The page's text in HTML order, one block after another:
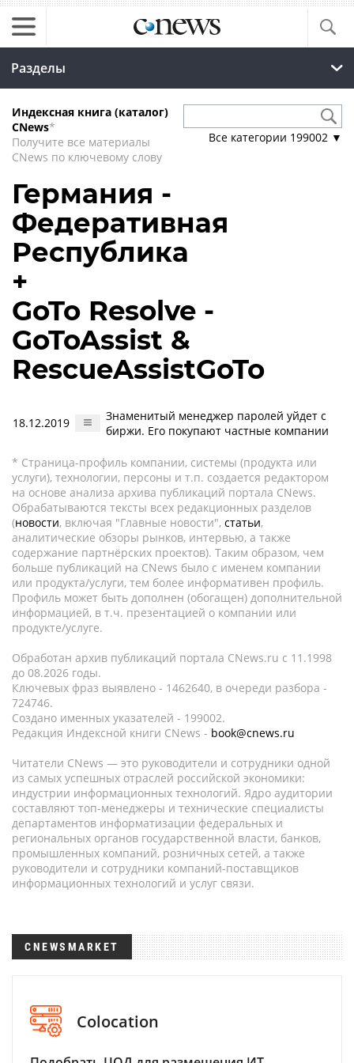
Разделы
Индексная книга (каталог)
CNews*
Получите все материалы
CNews по ключевому слову
Все категории 199002 ▼
Германия -
Федеративная
Республика
+
GoTo Resolve -
GoToAssist &
RescueAssistGoTo
18.12.2019
Знаменитый менеджер паролей уйдет с
биржи. Его покупают частные компании
* Страница-профиль компании, системы (продукта или
услуги), технологии, персоны и т.п. создается редактором
на основе анализа архива публикаций портала CNews.
Обрабатываются тексты всех редакционных разделов
(новости, включая "Главные новости", статьи,
аналитические обзоры рынков, интервью, а также
содержание партнёрских проектов). Таким образом, чем
больше публикаций на CNews было с именем компании
или продукта/услуги, тем более информативен профиль.
Профиль может быть дополнен (обогащен) дополнительной
информацией, в т.ч. презентацией о компании или
продукте/услуге.
Обработан архив публикаций портала CNews.ru c 11.1998
до 08.2026 годы.
Ключевых фраз выявлено - 1462640, в очереди разбора -
724746.
Создано именных указателей - 199002.
Редакция Индексной книги CNews - book@cnews.ru
Читатели CNews — это руководители и сотрудники одной
из самых успешных отраслей российской экономики:
индустрии информационных технологий. Ядро аудитории
составляют топ-менеджеры и технические специалисты
департаментов информатизации федеральных и
региональных органов государственной власти, банков,
промышленных компаний, розничных сетей, а также
руководители и сотрудники компаний-поставщиков
информационных технологий и услуг связи.
CNEWSMARKET
Colocation